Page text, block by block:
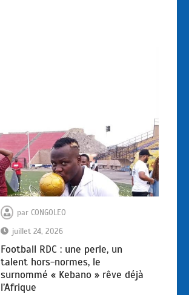
par CONGOLEO
juillet 24, 2026
Football RDC : une perle, un
talent hors-normes, le
surnommé « Kebano » rêve déjà
l’Afrique